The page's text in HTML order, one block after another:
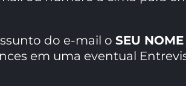
do e-mail oSEU NOME
em uma eventual